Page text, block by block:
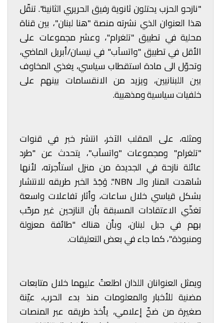
"نازحو الحزب يحتلون ثانوية رفيق الحريري الثانية". تنقّل
هذا العنوان الذي نشرته منصة "هنا لبنان"، بين قناة
محلية في تطبيق "تلغرام"، وعشر مجموعات على
الأقل في تطبيق "واتسآب" في نيسان/أبريل الماضي،
وتحوّل الى مادة استقطاب سياسي، يغذي المخاوف
بين اللبنانيين، ويزيد من الانقسامات بينهم على
خلفيات سياسية ومذهبية.
ومثله، على المقلب الآخر، انتشر خبر في قنوات
"تلغرام" ومجموعات "واتسآب"، يتحدث عن "طرد
عائلة نازحة في الجديدة من منزل استأجرته، لأنها
شاهدت المنار والـ NBN". وَجَدَ الخبر طريقه للانتشار
بشكل قياسي خلال ساعات، وأثار تفاعلات واسعة
تغذّي الاعتقادات المسبقة بأن النازحين غير مرحّب
بهم في جبل لبنان، وبأن هناك "طائفة معزولة
ومنبوذة"، كما جاء في بعض التعليقات.
ويمثل العنوانان اللذان اطلعتُ عليهما خلال متابعات
مضنية للأخبار والمعلومات منذ بدء الحرب، عيّنة
صغيرة من ضخّ إعلامي، يأخذ طريقه عبر المنصات